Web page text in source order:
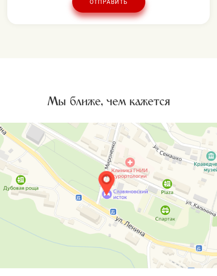
ОТПРАВИТЬ
Мы ближе, чем кажется